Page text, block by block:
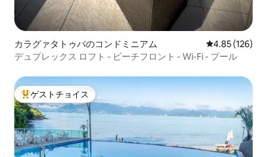
カラグァタトゥバのコンドミニアム レビュー126
4.85 (126)
デュプレックス ロフト - ビーチフロント - Wi-Fi - プール
大好評のゲストチョイスです。
ゲストチョイス